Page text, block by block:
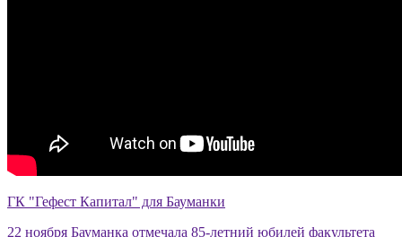
ГК "Гефест Капитал" для Бауманки
22 ноября Бауманка отмечала 85-летний юбилей факультета